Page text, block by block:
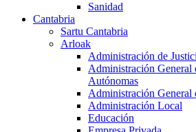
Sanidad
Cantabria
Sartu Cantabria
Arloak
Administración de
Administración General
Autónomas
Administración General
Administración Local
Educación